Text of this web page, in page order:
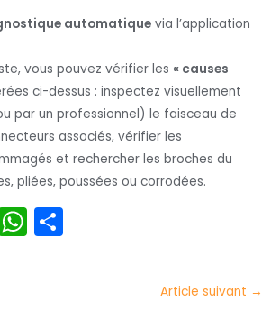
automatique via l’application
vous pouvez vérifier les« causes
ci-dessus : inspectez visuellement
par un professionnel) le faisceau de
associés, vérifier les
et rechercher les broches du
pliées, poussées ou corrodées.
a
W
h
Article suivant →